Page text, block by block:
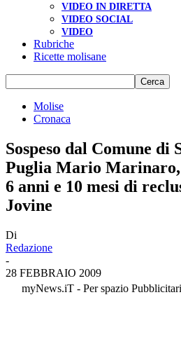
VIDEO IN DIRETTA
VIDEO SOCIAL
VIDEO
Rubriche
Ricette molisane
Molise
Cronaca
Sospeso dal Comune di
Puglia Mario Marinaro,
6 anni e 10 mesi di
Jovine
Di
Redazione
-
28 FEBBRAIO 2009
myNews.iT - Per spazio